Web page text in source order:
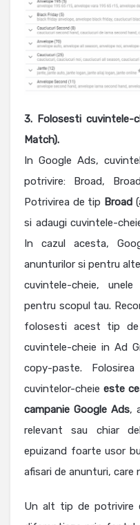
3. Folosesti cuvintele-
Match).
In Google Ads,
potrivire: Broad,
Potrivirea de tip Broad
si adaugi cuvintele-
In cazul acesta,
anunturilor si pentru
cuvintele-cheie,
pentru scopul tau.
folosesti acest tip de
cuvintele-cheie in Ad
copy-paste.
cuvintelor-cheie este
campanie Google Ads,
relevant sau chiar
epuizand foarte usor
afisari de anunturi,
Un alt tip de potrivire